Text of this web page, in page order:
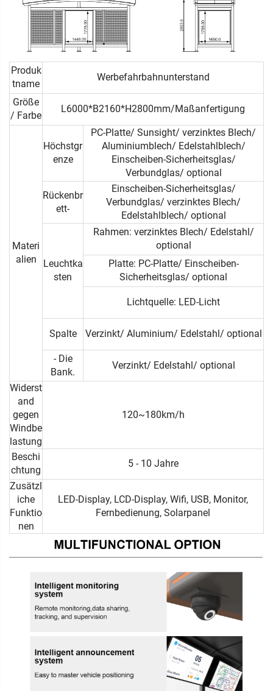
Produk
tname
Werbefahrbahnunterstand
Größe
/ Farbe
L6000*B2160*H2800mm/Maßanfertigung
Materi
alien
Höchstgr
enze
PC-Platte/ Sunsight/ verzinktes Blech/
Aluminiumblech/ Edelstahlblech/
Einscheiben-Sicherheitsglas/
Verbundglas/ optional
Rückenbr
ett-
Einscheiben-Sicherheitsglas/
Verbundglas/ verzinktes Blech/
Edelstahlblech/ optional
Leuchtka
sten
Rahmen: verzinktes Blech/ Edelstahl/
optional
Platte: PC-Platte/ Einscheiben-
Sicherheitsglas/ optional
Lichtquelle: LED-Licht
Spalte Verzinkt/ Aluminium/ Edelstahl/ optional
- Die
Bank.
Verzinkt/ Edelstahl/ optional
Widerst
and
gegen
Windbe
lastung
120~180km/h
Beschi
chtung
5 - 10 Jahre
Zusätzl
iche
Funktio
nen
LED-Display, LCD-Display, Wifi, USB, Monitor,
Fernbedienung, Solarpanel